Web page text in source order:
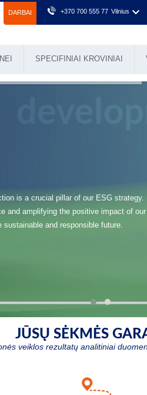
DARBAI +370 700 555 77 Vilnius
SPECIFINIAI KROVINIAI
is a crucial pillar of our ESG strategy.
and amplifying the positive impact of
and responsible future.
JŪSŲ SĖKMĖS
veiklos rezultatų analitiniai